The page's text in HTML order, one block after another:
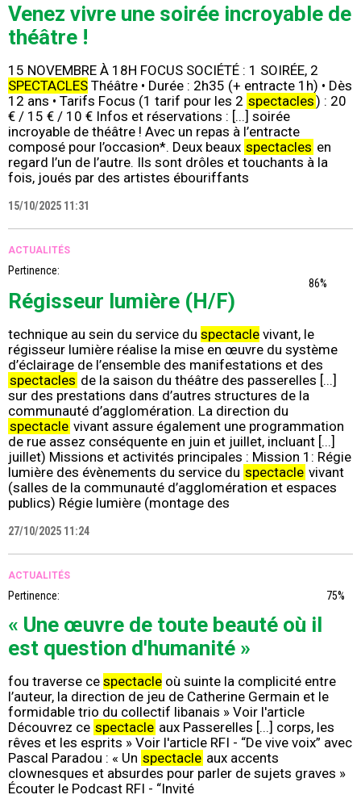
Venez vivre une soirée incroyable de
théâtre !
15 NOVEMBRE À 18H FOCUS SOCIÉTÉ : 1 SOIRÉE, 2
SPECTACLES Théâtre • Durée : 2h35 (+ entracte 1h) • Dès
12 ans • Tarifs Focus (1 tarif pour les 2 spectacles) : 20
€ / 15 € / 10 € Infos et réservations : [...] soirée
incroyable de théâtre ! Avec un repas à l’entracte
composé pour l’occasion*. Deux beaux spectacles en
regard l’un de l’autre. Ils sont drôles et touchants à la
fois, joués par des artistes ébouriffants
15/10/2025 11:31
ACTUALITÉS
Pertinence:
86%
Régisseur lumière (H/F)
technique au sein du service du spectacle vivant, le
régisseur lumière réalise la mise en œuvre du système
d’éclairage de l’ensemble des manifestations et des
spectacles de la saison du théâtre des passerelles [...]
sur des prestations dans d’autres structures de la
communauté d’agglomération. La direction du
spectacle vivant assure également une programmation
de rue assez conséquente en juin et juillet, incluant [...]
juillet) Missions et activités principales : Mission 1: Régie
lumière des évènements du service du spectacle vivant
(salles de la communauté d’agglomération et espaces
publics) Régie lumière (montage des
27/10/2025 11:24
ACTUALITÉS
Pertinence: 75%
« Une œuvre de toute beauté où il
est question d'humanité »
fou traverse ce spectacle où suinte la complicité entre
l’auteur, la direction de jeu de Catherine Germain et le
formidable trio du collectif libanais » Voir l'article
Découvrez ce spectacle aux Passerelles [...] corps, les
rêves et les esprits » Voir l'article RFI - “De vive voix” avec
Pascal Paradou : « Un spectacle aux accents
clownesques et absurdes pour parler de sujets graves »
Écouter le Podcast RFI - “Invité